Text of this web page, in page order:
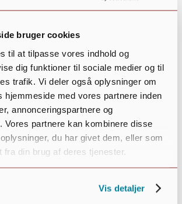
bruger cookies
til at tilpasse vores indhold og
dig funktioner til sociale medier og til
trafik. Vi deler også oplysninger om
hjemmeside med vores partnere inden
annonceringspartnere og
Vores partnere kan kombinere disse
du har givet dem, eller som
fra din brug af deres tjenester.
Vis detaljer
Krabbes Grønne Ring
Guidede ture
Skattejagt
Pausesteder
Kunst i ringen
Vælg en side
Det sker
Aktivitetskalender
Kjellerup magasinet
Afholdte arrangementer
Nyeste indhold